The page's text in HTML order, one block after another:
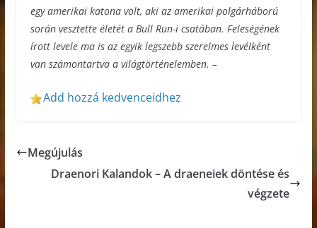
egy amerikai katona volt, aki az amerikai polgárháború
során vesztette életét a Bull Run-i csatában. Feleségének
írott levele ma is az egyik legszebb szerelmes levélként
van számontartva a világtörténelemben. –
Add hozzá kedvenceidhez
Megújulás
Draenori Kalandok – A draeneiek döntése és
végzete